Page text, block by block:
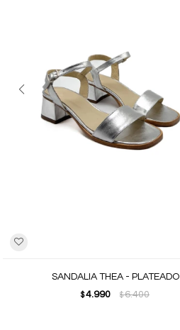
SANDALIA THEA - PLATEADO
$4.990 $6.400